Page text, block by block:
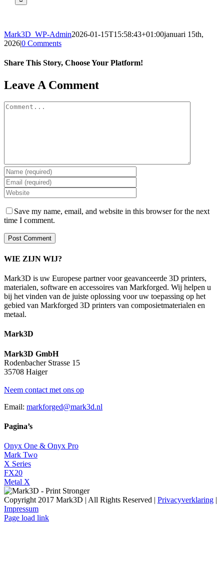
Mark3D_WP-Admin2026-01-15T15:58:43+01:00januari 15th,
2026|0 Comments
Share This Story, Choose Your Platform!
Facebook
X
Reddit
LinkedIn
Tumblr
Pinterest
Vk
Email
Leave A Comment
Comment
Save my name, email, and website in this browser for the next
time I comment.
WIE ZIJN WIJ?
Mark3D is uw Europese partner voor geavanceerde 3D printers,
materialen, software en accessoires van Markforged. Wij helpen u
bij het vinden van de juiste oplossing voor uw toepassing op het
gebied van Markforged 3D printers van composietmaterialen en
metaal.
Mark3D
Mark3D GmbH
Rodenbacher Strasse 15
35708 Haiger
Neem contact met ons op
Email: markforged@mark3d.nl
Pagina’s
Onyx One & Onyx Pro
Mark Two
X Series
FX20
Metal X
Copyright 2017 Mark3D | All Rights Reserved | Privacyverklaring |
Impressum
Facebook
YouTube
Instagram
LinkedIn
X
Email
Page load link